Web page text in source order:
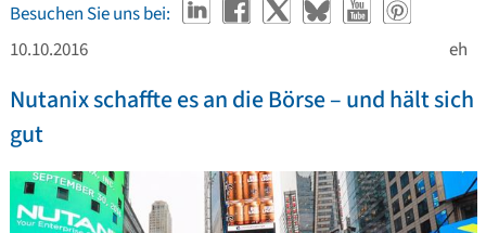
Besuchen Sie uns bei:
10.10.2016
eh
Nutanix schaffte es an die Börse – und hält sich
gut